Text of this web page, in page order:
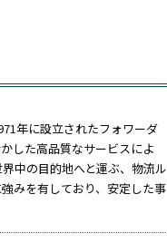
年に設立されたフォワーダ
した高品質なサービスによ
中の目的地へと運ぶ、物流ル
みを有しており、安定した事